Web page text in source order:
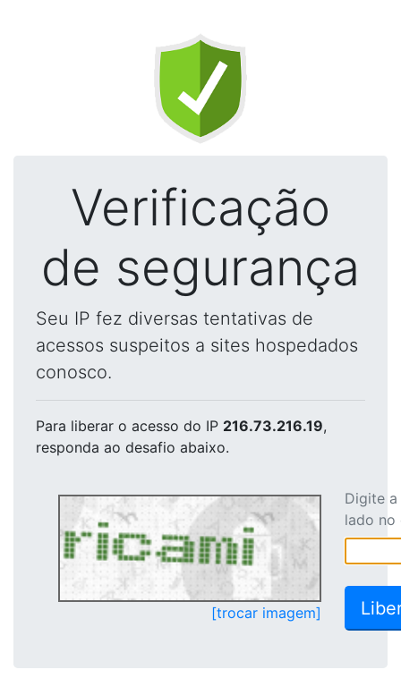
Verificação
de segurança
Seu IP fez diversas tentativas de
acessos suspeitos a sites hospedados
conosco.
Para liberar o acesso do IP 216.73.216.19,
responda ao desafio abaixo.
[trocar imagem]
Digite
lado no